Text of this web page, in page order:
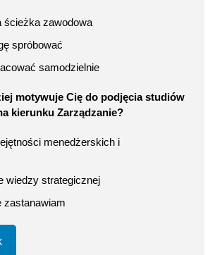
ścieżka zawodowa
spróbować
samodzielnie
motywuje Cię do podjęcia studiów
kierunku Zarządzanie?
menedżerskich i
wiedzy strategicznej
zastanawiam